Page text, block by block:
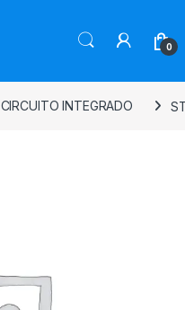
0
CIRCUITO INTEGRADO